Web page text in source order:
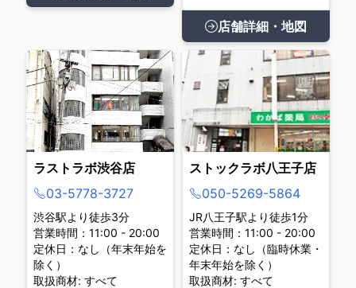
店舗詳細・地図
ラストラボ渋谷店
03-5778-3727
渋谷駅より徒歩3分
営業時間：11:00 - 20:00
定休日：なし（年末年始を
除く）
取扱商材: すべて
ストックラボ八王子店
050-5269-5864
JR八王子駅より徒歩1分
営業時間：11:00 - 20:00
定休日：なし（臨時休業・
年末年始を除く）
取扱商材: すべて